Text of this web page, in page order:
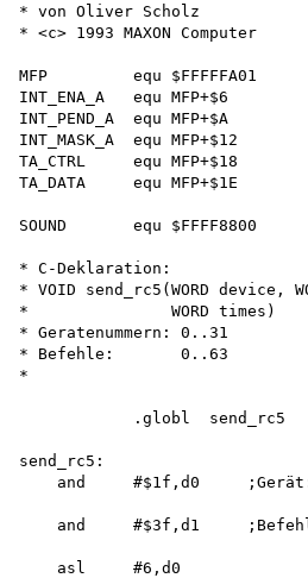
* von Oliver Scholz
* <c> 1993 MAXON Computer
MFP         equ $FFFFFA01
INT_ENA_A   equ MFP+$6
INT_PEND_A  equ MFP+$A
INT_MASK_A  equ MFP+$12
TA_CTRL     equ MFP+$18
TA_DATA     equ MFP+$1E
SOUND       equ $FFFF8800
* C-Deklaration:
* VOID send_rc5(WORD device,
*               WORD times)
* Geratenummern: 0..31
* Befehle:       0..63
*
            .globl  send_rc5
send_rc5:
and     #$1f,d0
and     #$3f,d1
    asl     #6,d0